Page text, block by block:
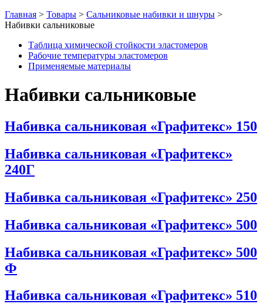
Главная > Товары > Сальниковые набивки и шнуры >
Набивки сальниковые
Таблица химической стойкости эластомеров
Рабочие температуры эластомеров
Применяемые материалы
Набивки сальниковые
Набивка сальниковая «Графитекс» 150
Набивка сальниковая «Графитекс»
240Г
Набивка сальниковая «Графитекс» 250
Набивка сальниковая «Графитекс» 500
Набивка сальниковая «Графитекс» 500
Ф
Набивка сальниковая «Графитекс» 510